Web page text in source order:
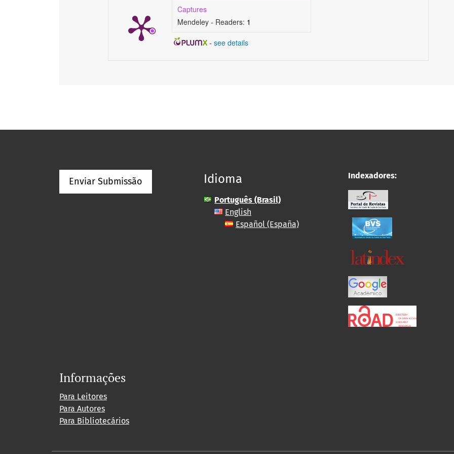
Captures
Mendeley - Readers: 1
- see details
Enviar Submissão Idioma
Português (Brasil)
English
Español (España)
Indexadores:
Informações
Para Leitores
Para Autores
Para Bibliotecários